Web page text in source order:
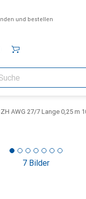
und bestellen
AWG 27/7 Lange 0,25 m
7 Bilder